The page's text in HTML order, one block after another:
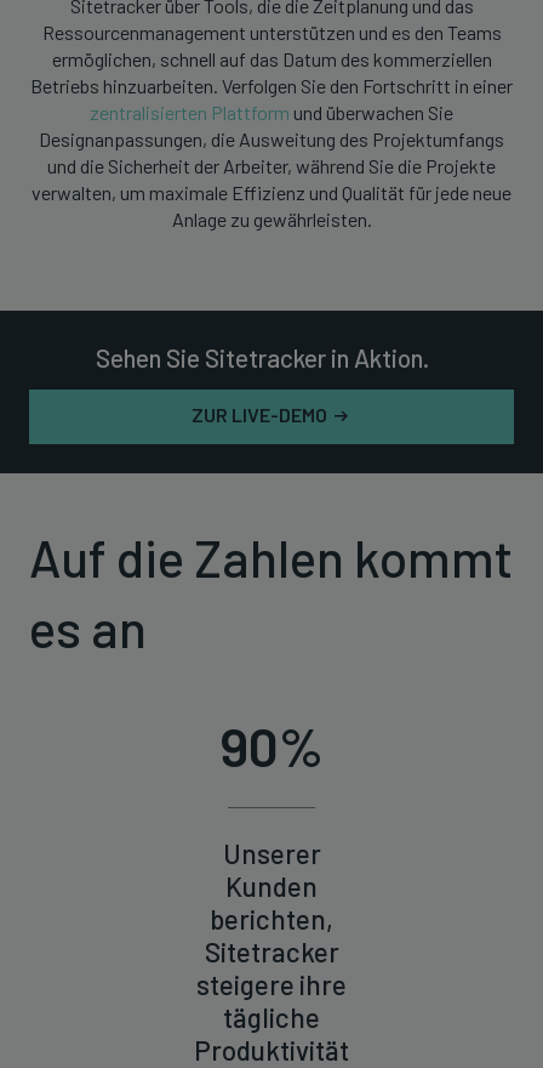
Sitetracker über Tools, die die Zeitplanung und das
Ressourcenmanagement unterstützen und es den Teams
ermöglichen, schnell auf das Datum des kommerziellen
Betriebs hinzuarbeiten. Verfolgen Sie den Fortschritt in einer
zentralisierten Plattform und überwachen Sie
Designanpassungen, die Ausweitung des Projektumfangs
und die Sicherheit der Arbeiter, während Sie die Projekte
verwalten, um maximale Effizienz und Qualität für jede neue
Anlage zu gewährleisten.
Sehen Sie Sitetracker in Aktion.
ZUR LIVE-DEMO
Auf die Zahlen kommt
es an
90%
Unserer
Kunden
berichten,
Sitetracker
steigere ihre
tägliche
Produktivität